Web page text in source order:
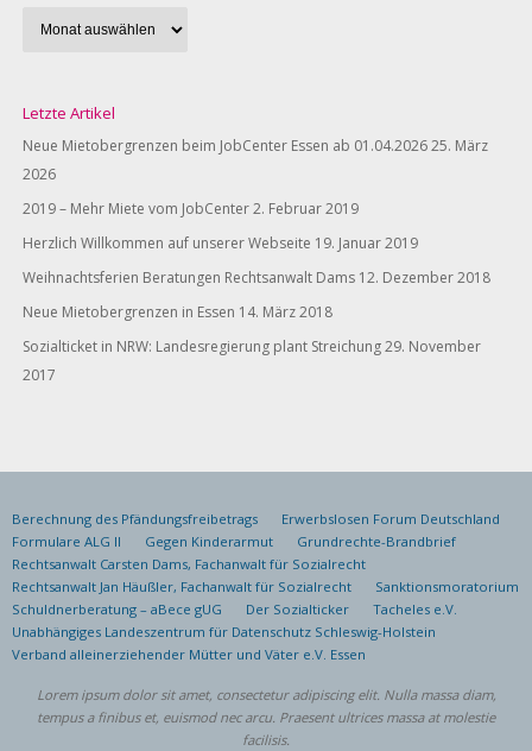
Letzte Artikel
Neue Mietobergrenzen beim JobCenter Essen ab 01.04.202625. März
2026
2019 – Mehr Miete vom JobCenter2. Februar 2019
Herzlich Willkommen auf unserer Webseite 19. Januar 2019
Weihnachtsferien Beratungen Rechtsanwalt Dams 12. Dezember 2018
Neue Mietobergrenzen in Essen 14. März 2018
Sozialticket in NRW: Landesregierung plant Streichung29. November
2017
Berechnung des Pfändungsfreibetrags
Erwerbslosen Forum Deutschland
Formulare ALG II
Gegen Kinderarmut
Grundrechte-Brandbrief
Rechtsanwalt Carsten Dams, Fachanwalt für Sozialrecht
Rechtsanwalt Jan Häußler, Fachanwalt für Sozialrecht
Sanktionsmoratorium
Schuldnerberatung – aBece gUG
Der Sozialticker
Tacheles e.V.
Unabhängiges Landeszentrum für Datenschutz Schleswig-Holstein
Verband alleinerziehender Mütter und Väter e.V. Essen
Lorem ipsum dolor sit amet, consectetur adipiscing elit. Nulla massa diam,
tempus a finibus et, euismod nec arcu. Praesent ultrices massa at molestie
facilisis.